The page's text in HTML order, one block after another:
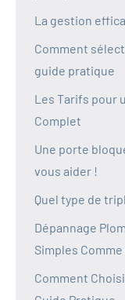
La gestion
Comment
guide pratique
Les Tarifs pour
Complet
Une porte
vous aider !
Quel type de
Dépannage
Simples Comme
Comment